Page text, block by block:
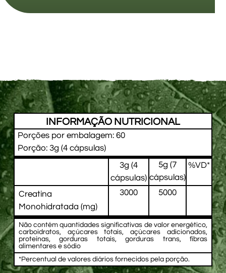
INFORMAÇÃO NUTRICIONAL
Porções por embalagem: 60
Porção: 3g (4 cápsulas)
3g (4
cápsulas)
5g (7
cápsulas)
%VD*
Creatina
Monohidratada (mg)
3000 5000
Não contém quantidades significativas de valor energético,
carboidratos, açúcares totais, açúcares adicionados,
proteínas, gorduras totais, gorduras trans, fibras
alimentares e sódio
*Percentual de valores diários fornecidos pela porção.